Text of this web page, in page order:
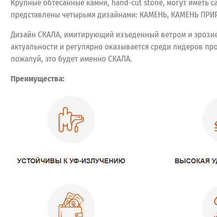
Крупные обтесанные камни, hand-cut stone, могут иметь
представлены четырьмя дизайнами: КАМЕНЬ, КАМЕНЬ
Дизайн СКАЛА, имитирующий изъеденный ветром и
актуальности и регулярно оказывается среди лидеров
пожалуй, это будет именно СКАЛА.
Преимущества: